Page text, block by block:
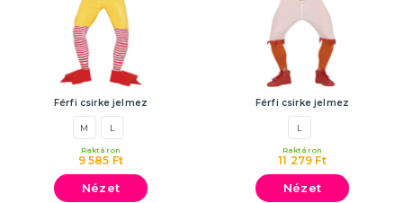
Férfi csirke jelmez
M L
9 585 Ft
Raktáron
Nézet
Férfi csirke jelmez
L
11 279 Ft
Raktáron
Nézet